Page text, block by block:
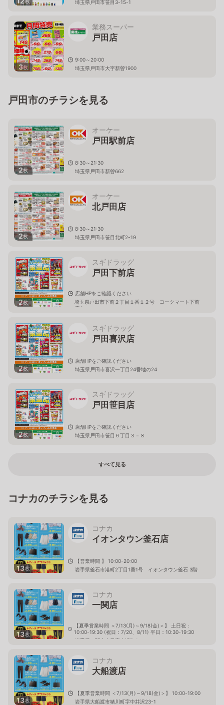
埼玉県戸田市笹目3-15-1
3枚
業務スーパー
戸田店
9:00～20:00
埼玉県戸田市大字新曽1900
戸田市のチラシを見る
2枚
オーケー
戸田駅前店
8:30～21:30
埼玉県戸田市新曽662
2枚
オーケー
北戸田店
8:30～21:30
埼玉県戸田市笹目北町2-19
2枚
スギドラッグ
戸田下前店
店舗HPをご確認ください
埼玉県戸田市下前２丁目１番１２号 ヨークマート下前
店内
2枚
スギドラッグ
戸田喜沢店
店舗HPをご確認ください
埼玉県戸田市喜沢一丁目24番地の24
2枚
スギドラッグ
戸田笹目店
店舗HPをご確認ください
埼玉県戸田市笹目６丁目３－８
すべて見る
コナカのチラシを見る
13枚
コナカ
イオンタウン釜石店
【営業時間 】 10:00-20:00
岩手県釜石市港町2丁目1番1号 イオンタウン釜石 3階
13枚
コナカ
一関店
【夏季営業時間 ＜7/13(月)～9/18(金)＞】 土日祝：
10:00-19:30 (祝日：7/20、8/11) 平日：10:30-19:30
岩手県一関市山目字大槻7-1
13枚
コナカ
大船渡店
【夏季営業時間 ＜7/13(月)～9/18(金)＞】 10:00-19:00
岩手県大船渡市猪川町字中井沢23-1